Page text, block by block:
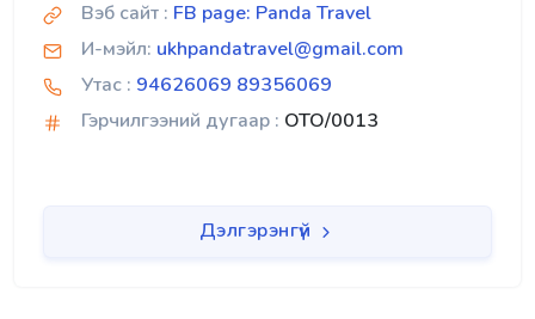
Вэб сайт : FB page: Panda Travel
И-мэйл: ukhpandatravel@gmail.com
Утас : 94626069 89356069
Гэрчилгээний дугаар : OTO/0013
Дэлгэрэнгүй